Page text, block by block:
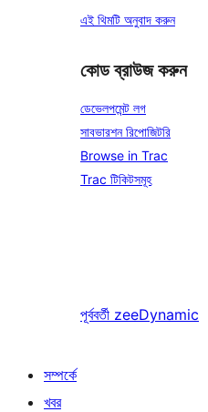
এই থিমটি অনুবাদ করুন
কোড ব্রাউজ করুন
ডেভেলপমেন্ট লগ
সাবভারশন রিপোজিটরি
Browse in Trac
Trac টিকিটসমূহ
পূর্ববর্তী zeeDynamic
সম্পর্কে
খবর